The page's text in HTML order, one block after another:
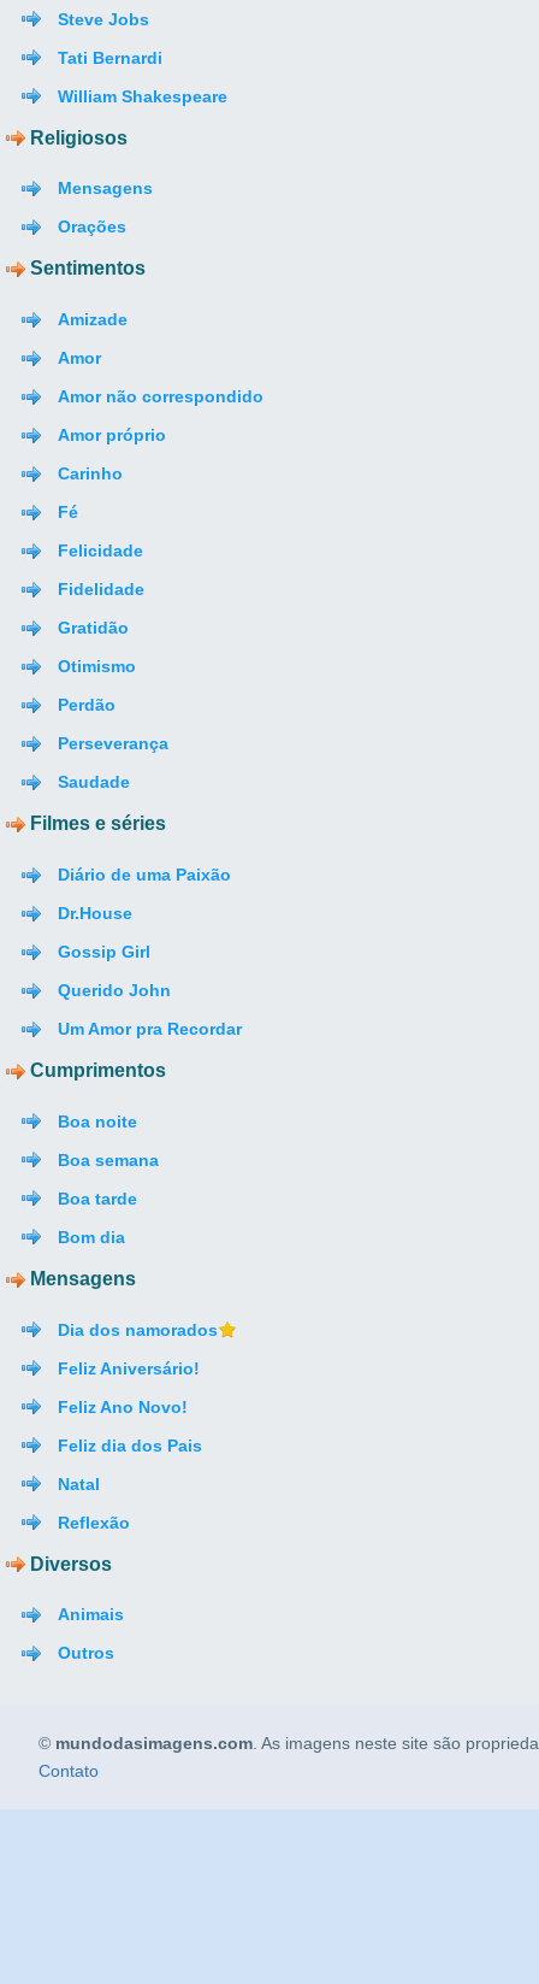
Steve Jobs
Tati Bernardi
William Shakespeare
Religiosos
Mensagens
Orações
Sentimentos
Amizade
Amor
Amor não correspondido
Amor próprio
Carinho
Fé
Felicidade
Fidelidade
Gratidão
Otimismo
Perdão
Perseverança
Saudade
Filmes e séries
Diário de uma Paixão
Dr.House
Gossip Girl
Querido John
Um Amor pra Recordar
Cumprimentos
Boa noite
Boa semana
Boa tarde
Bom dia
Mensagens
Dia dos namorados
Feliz Aniversário!
Feliz Ano Novo!
Feliz dia dos Pais
Natal
Reflexão
Diversos
Animais
Outros
© mundodasimagens.com . As imagens neste site são
Contato